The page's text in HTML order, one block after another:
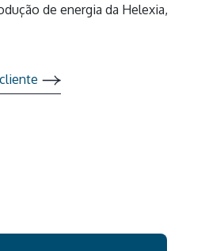
de energia da Helexia,